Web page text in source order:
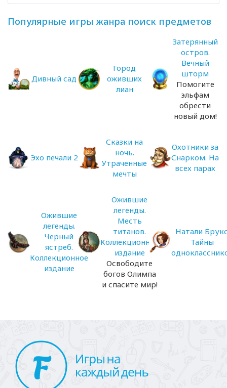
Популярные игры жанра поиск предметов
Дивный сад
Город
оживших
лиан
Затерянный
остров.
Вечный
шторм
Помогите
эльфам
обрести
новый дом!
Эхо печали 2
Сказки на
ночь.
Утраченные
мечты
Охотники за
Снарком. На
всех парах
Ожившие
легенды.
Черный
ястреб.
Коллекционное
издание
Ожившие
легенды.
Месть
титанов.
Коллекционное
издание
Освободите
богов Олимпа
и спасите мир!
Натали
Тайны